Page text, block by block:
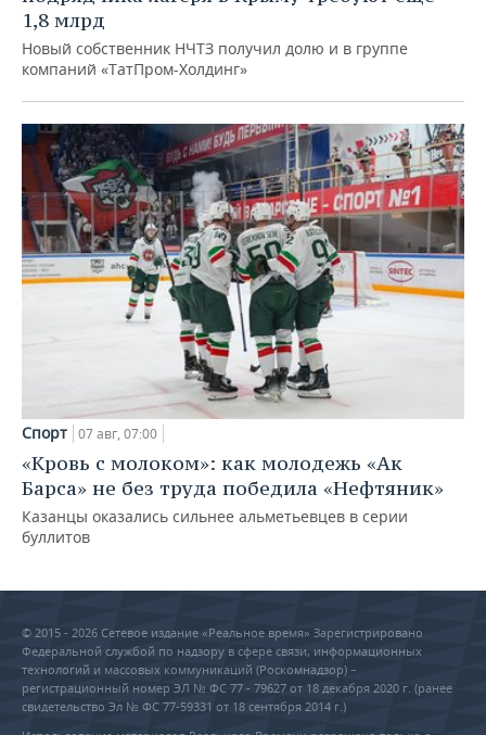
1,8 млрд
Новый собственник НЧТЗ получил долю и в группе
компаний «ТатПром-Холдинг»
Спорт 07 авг, 07:00
«Кровь с молоком»: как молодежь «Ак
Барса» не без труда победила «Нефтяник»
Казанцы оказались сильнее альметьевцев в серии
буллитов
© 2015 - 2026 Сетевое издание «Реальное время» Зарегистрировано
Федеральной службой по надзору в сфере связи, информационных
технологий и массовых коммуникаций (Роскомнадзор) –
регистрационный номер ЭЛ № ФС 77 - 79627 от 18 декабря 2020 г. (ранее
свидетельство Эл № ФС 77-59331 от 18 сентября 2014 г.)